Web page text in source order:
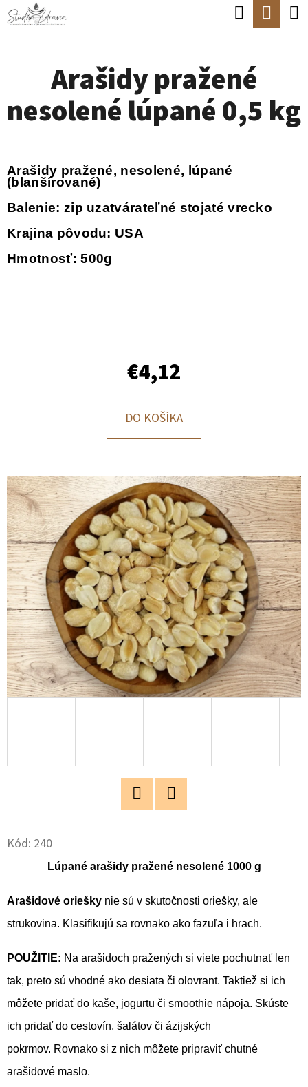
Prejsť
Hľadať
Arašidy pražené
nesolené lúpané 0,5 kg
Arašidy pražené, nesolené, lúpané
(blanšírované)
Balenie: zip uzatvárateľné stojaté vrecko
Krajina pôvodu: USA
Hmotnosť: 500g
€4,12
DO KOŠÍKA
Kód: 240
Lúpané arašidy pražené nesolené 1000 g
Arašidové oriešky nie sú v skutočnosti oriešky, ale
strukovina. Klasifikujú sa rovnako ako fazuľa i hrach.
POUŽITIE: Na arašidoch pražených si viete pochutnať len
tak, preto sú vhodné ako desiata či olovrant. Taktiež si ich
môžete pridať do kaše, jogurtu či smoothie nápoja. Skúste
ich pridať do cestovín, šalátov či ázijských
pokrmov. Rovnako si z nich môžete pripraviť chutné
arašidové maslo.
K
O
KO
T
R
E
B
U
Ť
?
HĽADAŤ
O
D
P
O
A
€19,40